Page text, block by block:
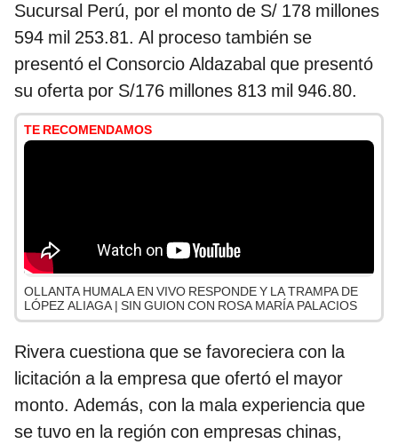
Sucursal Perú, por el monto de S/ 178 millones
594 mil 253.81. Al proceso también se
presentó el Consorcio Aldazabal que presentó
su oferta por S/176 millones 813 mil 946.80.
TE RECOMENDAMOS
OLLANTA HUMALA EN VIVO RESPONDE Y LA TRAMPA DE
LÓPEZ ALIAGA | SIN GUION CON ROSA MARÍA PALACIOS
Rivera cuestiona que se favoreciera con la
licitación a la empresa que ofertó el mayor
monto. Además, con la mala experiencia que
se tuvo en la región con empresas chinas,